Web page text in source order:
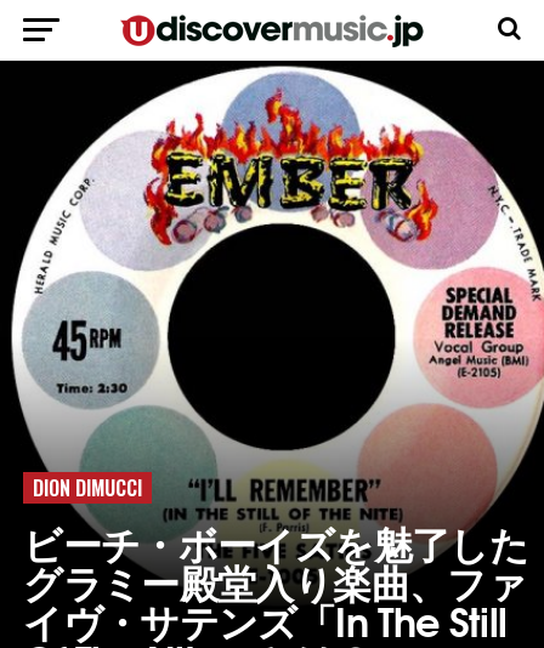
DION DIMUCCI
ビーチ・ボーイズを魅了した
グラミー殿堂入り楽曲、ファ
イヴ・サテンズ「In The Still